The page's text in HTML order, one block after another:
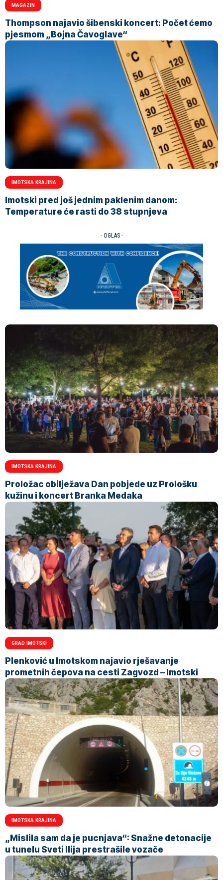
MAGAZIN
Thompson najavio šibenski koncert: Počet ćemo
pjesmom „Bojna Čavoglave“
IMOTSKA KRAJINA
Imotski pred još jednim paklenim danom:
Temperature će rasti do 38 stupnjeva
- OGLAS -
IMOTSKA KRAJINA
Proložac obilježava Dan pobjede uz Prološku
kužinu i koncert Branka Medaka
GRAD IMOTSKI
Plenković u Imotskom najavio rješavanje
prometnih čepova na cesti Zagvozd – Imotski
IMOTSKA KRAJINA
„Mislila sam da je pucnjava“: Snažne detonacije
u tunelu Sveti Ilija prestrašile vozače